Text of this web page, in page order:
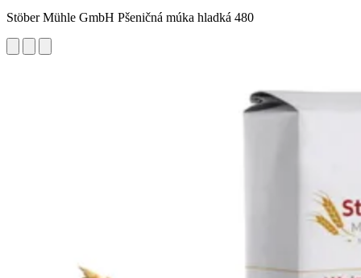
Stöber Mühle GmbH Pšeničná múka hladká 480